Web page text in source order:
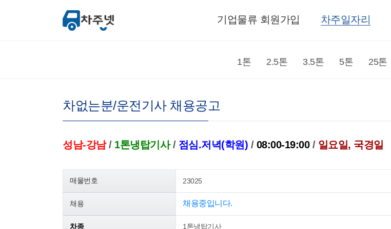
차주일자리
기업물류 회원가입
1톤 2.5톤 3.5톤 5톤 25톤
차없는분/운전기사 채용공고
성남-강남/ 1톤냉탑기사/ 점심.저녁(학원) / 08:00-19:00/ 일요일, 국경일
매물번호 23025
채용 채용중입니다.
차종 1톤냉탑기사